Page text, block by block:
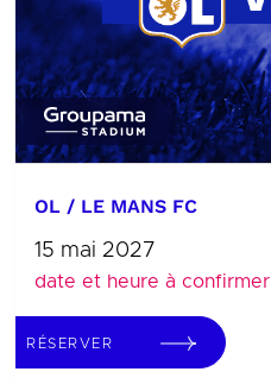
OL / LE MANS FC
15 mai 2027
date et heure à confirmer
RÉSERVER